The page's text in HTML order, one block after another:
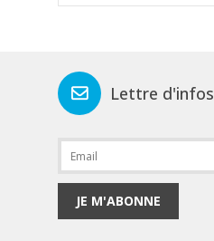
Lettre d'infos
JE M'ABONNE